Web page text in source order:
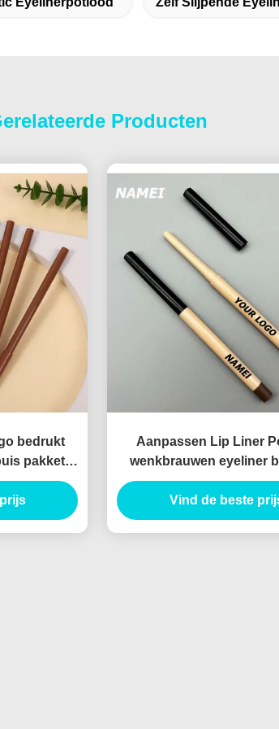
Producten
bedrukt
pakket
buis
Aanpassen Lip Liner
wenkbrauwen eyeliner
borstel lip liner potlood
met chipper
Vind de beste